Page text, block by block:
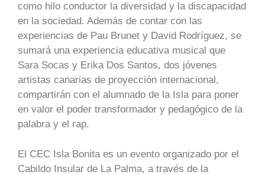
como hilo conductor la diversidad y la discapacidad
en la sociedad. Además de contar con las
experiencias de Pau Brunet y David Rodríguez, se
sumará una experiencia educativa musical que
Sara Socas y Erika Dos Santos, dos jóvenes
artistas canarias de proyección internacional,
compartirán con el alumnado de la Isla para poner
en valor el poder transformador y pedagógico de la
palabra y el rap.
El CEC Isla Bonita es un evento organizado por el
Cabildo Insular de La Palma, a través de la